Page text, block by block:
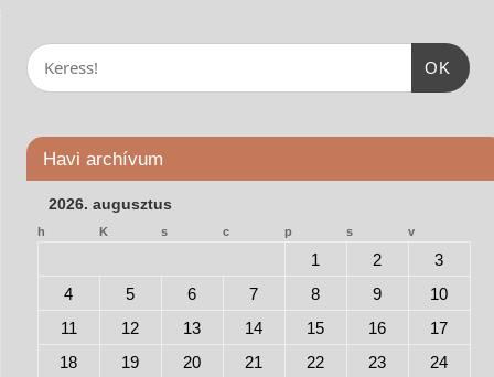
OK
Havi archívum
2026. augusztus
h K s c p s v
1 2
3
4
5 6 7 8 9
10
11
12 13 14 15 16
17
18
19 20 21 22 23
24